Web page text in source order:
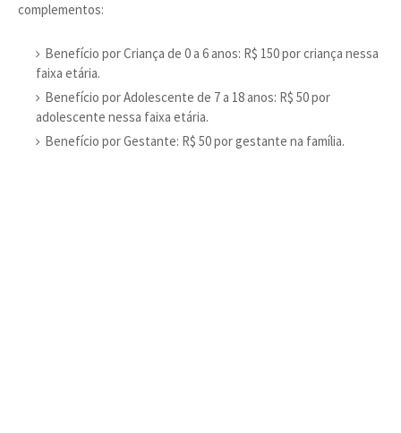
complementos:
Benefício por Criança de 0 a 6 anos: R$ 150 por criança nessa
faixa etária.
Benefício por Adolescente de 7 a 18 anos: R$ 50 por
adolescente nessa faixa etária.
Benefício por Gestante: R$ 50 por gestante na família.